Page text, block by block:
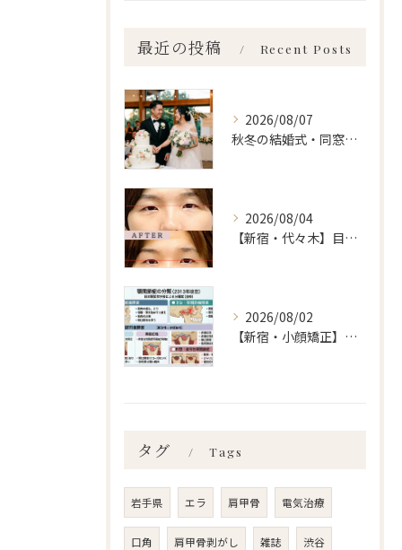
最近の投稿 Recent Posts
2026/08/07
秋冬の結婚式・同窓会に間に合わせるなら「今」始めるべき理由 ailes式 before・after 新宿・食いしばり・骨盤矯正・小顔矯正・顎関節症・顔の左右差ならailesシンメトリー矯正院
2026/08/04
【新宿・代々木】目の左右差ailes式 before・after 新宿・食いしばり・骨盤矯正・小顔矯正・顎関節症・顔の左右差ならailesシンメトリー矯正院
2026/08/02
【新宿・小顔矯正】顎関節症の分類、あなたはいくつ言えますか？ailes式 before・after 新宿・食いしばり・骨盤矯正・小顔矯正・顎関節症・顔の左右差ならailesシンメトリー矯正院
タグ Tags
岩手県 エラ 肩甲骨 電気治療
口角 肩甲骨剥がし 雑誌 渋谷